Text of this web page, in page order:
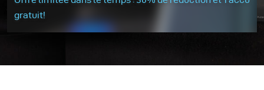
gratuit!